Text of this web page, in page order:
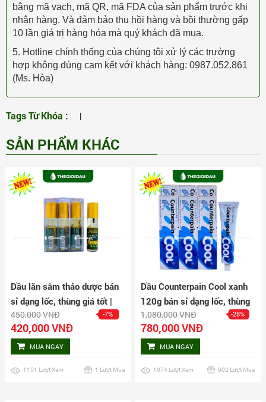
bằng mã vạch, mã QR, mã FDA của sản phẩm trước khi
nhận hàng. Và đảm bảo thu hồi hàng và bồi thường gấp
10 lần giá trị hàng hóa mà quý khách đã mua.
5. Hotline chính thống của chúng tôi xử lý các trường
hợp không đúng cam kết với khách hàng: 0987.052.861
(Ms. Hòa)
Tags Từ Khóa : |
SẢN PHẨM KHÁC
Dầu lăn sâm thảo dược bán
sỉ dạng lốc, thùng giá tốt |
Dauthaoduoc.net
450,000 VNĐ -7%
420,000 VNĐ
MUA NGAY
1151 Lượt Xem 1 Lượt Mua
Dầu Counterpain Cool xanh
120g bán sỉ dạng lốc, thùng
giá tốt | Dauthaoduoc.net
1,080,000 VNĐ -28%
780,000 VNĐ
MUA NGAY
1074 Lượt Xem 902 Lượt Mua